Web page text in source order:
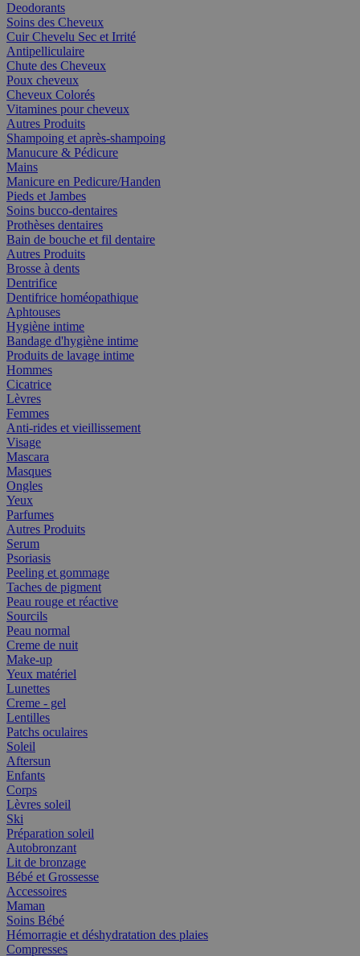
Deodorants
Soins des Cheveux
Cuir Chevelu Sec et Irrité
Antipelliculaire
Chute des Cheveux
Poux cheveux
Cheveux Colorés
Vitamines pour cheveux
Autres Produits
Shampoing et après-shampoing
Manucure & Pédicure
Mains
Manicure en Pedicure/Handen
Pieds et Jambes
Soins bucco-dentaires
Prothèses dentaires
Bain de bouche et fil dentaire
Autres Produits
Brosse à dents
Dentrifice
Dentifrice homéopathique
Aphtouses
Hygiène intime
Bandage d'hygiène intime
Produits de lavage intime
Hommes
Cicatrice
Lèvres
Femmes
Anti-rides et vieillissement
Visage
Mascara
Masques
Ongles
Yeux
Parfumes
Autres Produits
Serum
Psoriasis
Peeling et gommage
Taches de pigment
Peau rouge et réactive
Sourcils
Peau normal
Creme de nuit
Make-up
Yeux matériel
Lunettes
Creme - gel
Lentilles
Patchs oculaires
Soleil
Aftersun
Enfants
Corps
Lèvres soleil
Ski
Préparation soleil
Autobronzant
Lit de bronzage
Bébé et Grossesse
Accessoires
Maman
Soins Bébé
Hémorragie et déshydratation des plaies
Compresses